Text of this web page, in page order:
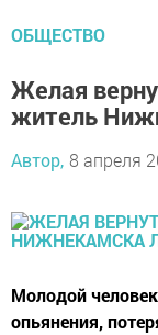
ОБЩЕСТВО
Желая
житель
Автор, 8 апреля
Молодой
опьянения,